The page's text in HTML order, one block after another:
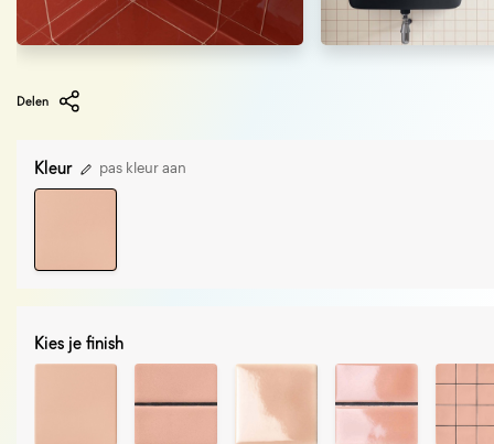
Delen
Kleur pas kleur aan
Kies je finish